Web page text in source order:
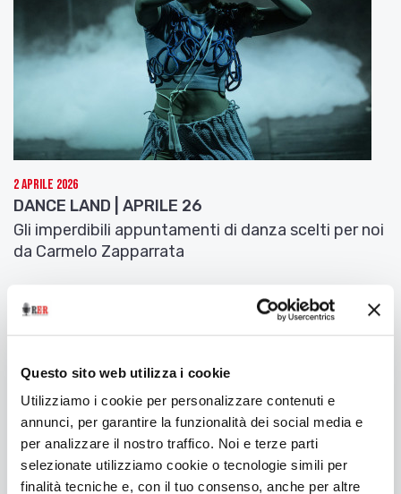
Questo sito web utilizza i cookie
Utilizziamo i cookie per personalizzare contenuti e
annunci, per garantire la funzionalità dei social media e
per analizzare il nostro traffico. Noi e terze parti
selezionate utilizziamo cookie o tecnologie simili per
finalità tecniche e, con il tuo consenso, anche per altre
2 Aprile 2026
DANCE LAND | APRILE 26
Gli imperdibili appuntamenti di danza scelti per noi
da Carmelo Zapparrata